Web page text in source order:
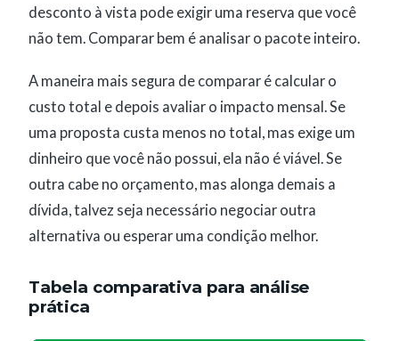
desconto à vista pode exigir uma reserva que você
não tem. Comparar bem é analisar o pacote inteiro.
A maneira mais segura de comparar é calcular o
custo total e depois avaliar o impacto mensal. Se
uma proposta custa menos no total, mas exige um
dinheiro que você não possui, ela não é viável. Se
outra cabe no orçamento, mas alonga demais a
dívida, talvez seja necessário negociar outra
alternativa ou esperar uma condição melhor.
Tabela comparativa para análise
prática